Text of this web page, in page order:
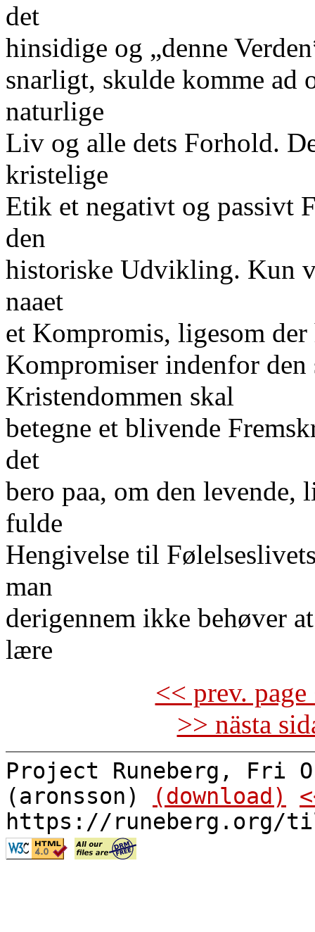
det
hinsidige og „denne
snarligt, skulde komme ad
naturlige
Liv og alle dets Forhold.
kristelige
Etik et negativt og passivt
den
historiske Udvikling. Kun
naaet
et Kompromis, ligesom
Kompromiser indenfor den
Kristendommen skal
betegne et blivende
det
bero paa, om den levende,
fulde
Hengivelse til
man
derigennem ikke behøver
lære
<< prev.
>> nästa
Project Runeberg, Fri
(aronsson)
(download)
https://runeberg.org/